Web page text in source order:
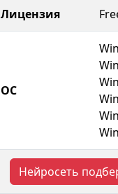
Лицензия
ОС
Нейросеть